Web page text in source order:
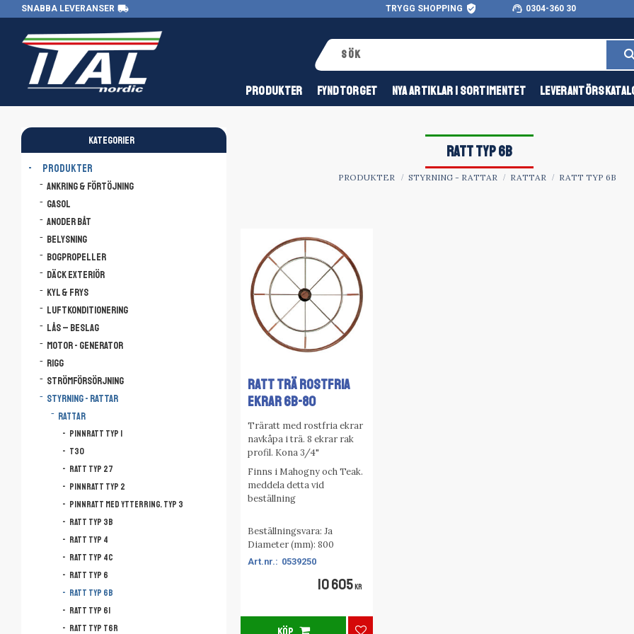
SNABBA LEVERANSER local_shipping TRYGG SHOPPING verified_user support_agent 0304-360 30
PRODUKTER FYNDTORGET NYA ARTIKLAR I SORTIMENTET
RATT TYP 6B
PRODUKTER STYRNING - RATTAR RATTAR RATT TYP 6B
RATT TRÄ ROSTFRIA
EKRAR 6B-80
Träratt med rostfria ekrar
navkåpa i trä. 8 ekrar rak
profil. Kona 3/4"
Finns i Mahogny och Teak.
meddela detta vid
beställning
Beställningsvara: Ja
Diameter (mm): 800
0539250
10 605KR
KATEGORIER
PRODUKTER
Ankring & Förtöjning
Gasol
Anoder båt
Belysning
Bogpropeller
Däck Exteriör
Kyl & Frys
Luftkonditionering
Lås – Beslag
Motor - Generator
Rigg
Strömförsörjning
Styrning - Rattar
Rattar
Pinnratt Typ 1
T30
Ratt Typ 27
Pinnratt Typ 2
Pinnratt med ytterring. Typ 3
Ratt Typ 3B
Ratt Typ 4
Ratt Typ 4C
Ratt Typ 6
Ratt Typ 6B
Ratt Typ 6I
Ratt Typ T6R